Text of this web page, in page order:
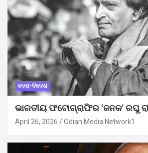
ଦେଶ-ବିଦେଶ
ଭାରତୀୟ ଫଟୋଗ୍ରାଫିର ‘ଜନକ’ ରଘୁ
April 26, 2026 Odian Media Network1